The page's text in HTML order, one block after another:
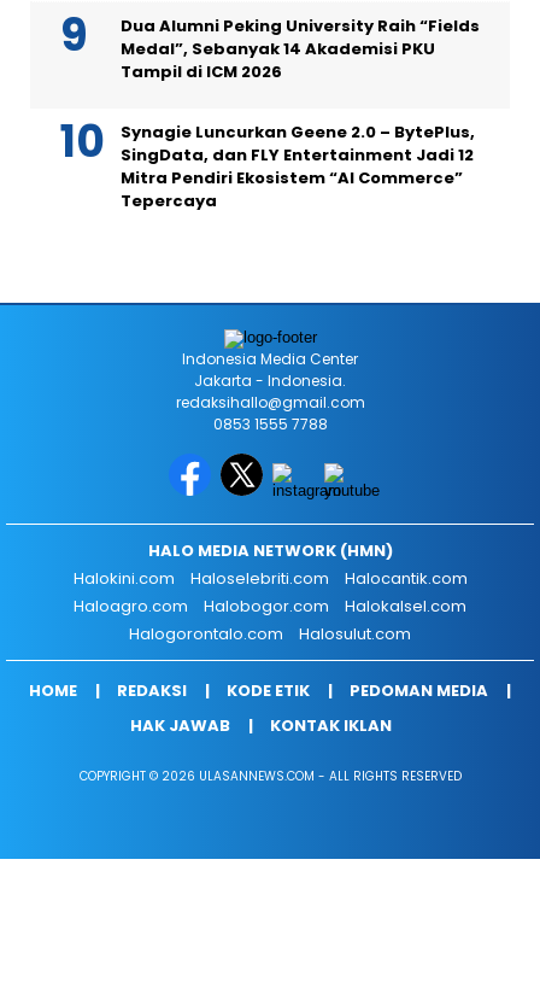
Dua Alumni Peking University Raih “Fields
Medal”, Sebanyak 14 Akademisi PKU
Tampil di ICM 2026
Synagie Luncurkan Geene 2.0 – BytePlus,
SingData, dan FLY Entertainment Jadi 12
Mitra Pendiri Ekosistem “AI Commerce”
Tepercaya
Indonesia Media Center
Jakarta - Indonesia.
redaksihallo@gmail.com
0853 1555 7788
HALO MEDIA NETWORK (HMN)
Halokini.com
Haloselebriti.com
Halocantik.com
Haloagro.com
Halobogor.com
Halokalsel.com
Halogorontalo.com
Halosulut.com
HOME REDAKSI KODE ETIK
PEDOMAN MEDIA
HAK JAWAB
KONTAK IKLAN
COPYRIGHT © 2026 ULASANNEWS.COM - ALL RIGHTS RESERVED